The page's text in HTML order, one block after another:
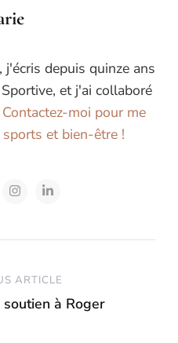
j'écris depuis quinze ans
et j'ai collaboré
Contactez-moi pour me
et bien-être !
ARTICLE
soutien à Roger